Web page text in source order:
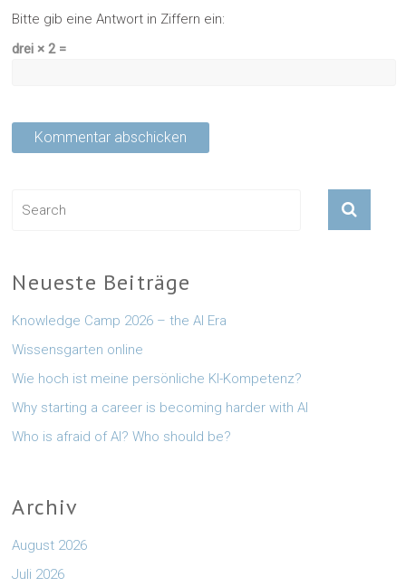
Bitte gib eine Antwort in Ziffern ein:
drei × 2 =
Neueste Beiträge
Knowledge Camp 2026 – the AI Era
Wissensgarten online
Wie hoch ist meine persönliche KI-Kompetenz?
Why starting a career is becoming harder with AI
Who is afraid of AI? Who should be?
Archiv
August 2026
Juli 2026